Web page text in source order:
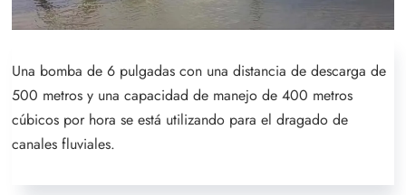
Una bomba de 6 pulgadas con una distancia de descarga de
500 metros y una capacidad de manejo de 400 metros
cúbicos por hora se está utilizando para el dragado de
canales fluviales.